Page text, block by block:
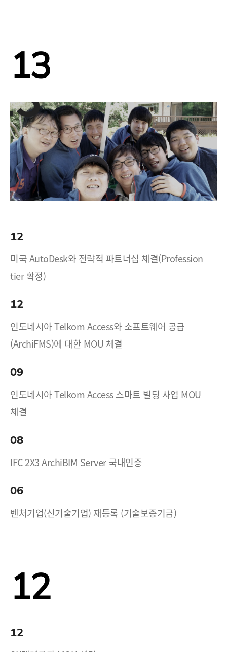
13
12
미국 AutoDesk와 전략적 파트너십 체결(Profession
tier 확정)
12
인도네시아 Telkom Access와 소프트웨어 공급
(ArchiFMS)에 대한 MOU 체결
09
인도네시아 Telkom Access 스마트 빌딩 사업 MOU
체결
08
IFC 2X3 ArchiBIM Server 국내인증
06
벤처기업(신기술기업) 재등록 (기술보증기금)
12
12